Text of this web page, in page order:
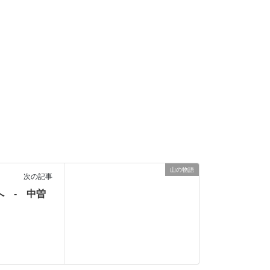
山の物語
次の記事
へ - 中曽